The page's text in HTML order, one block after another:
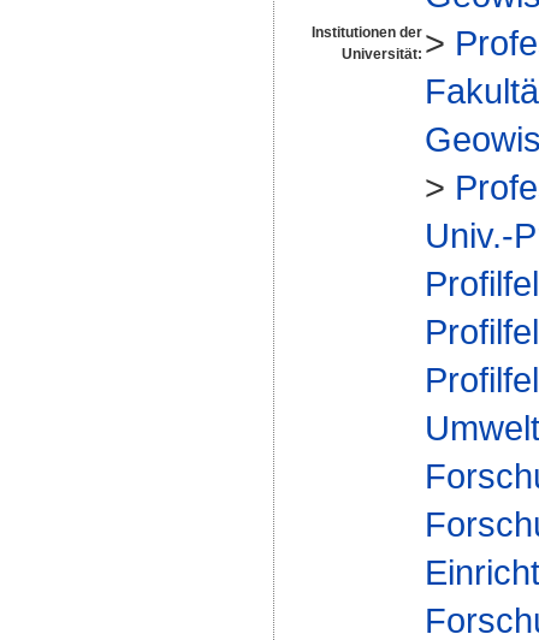
Institutionen der
Universität: >
>
Univ.-